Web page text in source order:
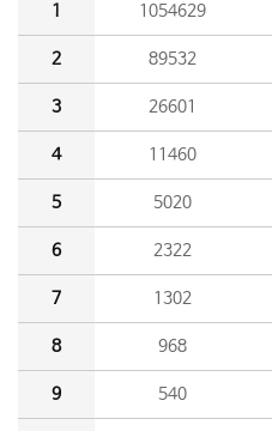
1 1054629
2 89532
3 26601
4 11460
5 5020
6 2322
7 1302
8 968
9 540